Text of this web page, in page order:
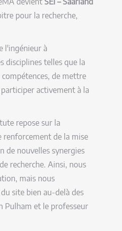
devient SEI – Saarland
pour la recherche,
l'ingénieur à
disciplines telles que la
de mettre
activement à la
repose sur la
renforcement de la mise
de nouvelles synergies
recherche. Ainsi, nous
mais nous
site bien au-delà des
Pulham et le professeur